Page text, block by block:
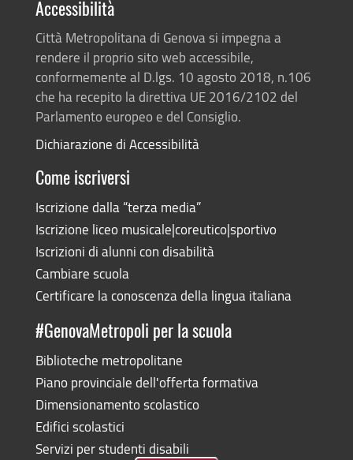
Accessibilità
Città Metropolitana di Genova si impegna a
rendere il proprio sito web accessibile,
conformemente al D.lgs. 10 agosto 2018, n.106
che ha recepito la direttiva UE 2016/2102 del
Parlamento europeo e del Consiglio.
Dichiarazione di Accessibilità
Come iscriversi
Iscrizione dalla “terza media”
Iscrizione liceo musicale|coreutico|sportivo
Iscrizioni di alunni con disabilità
Cambiare scuola
Certificare la conoscenza della lingua italiana
#GenovaMetropoli per la scuola
Biblioteche metropolitane
Piano provinciale dell'offerta formativa
Dimensionamento scolastico
Edifici scolastici
Servizi per studenti disabili